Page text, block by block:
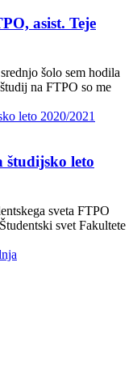
asist. Teje
šolo sem hodila
na FTPO so me
študijsko leto
sveta FTPO
svet Fakultete